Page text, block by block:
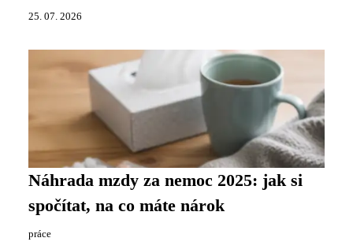
25. 07. 2026
Náhrada mzdy za nemoc 2025: jak si
spočítat, na co máte nárok
práce